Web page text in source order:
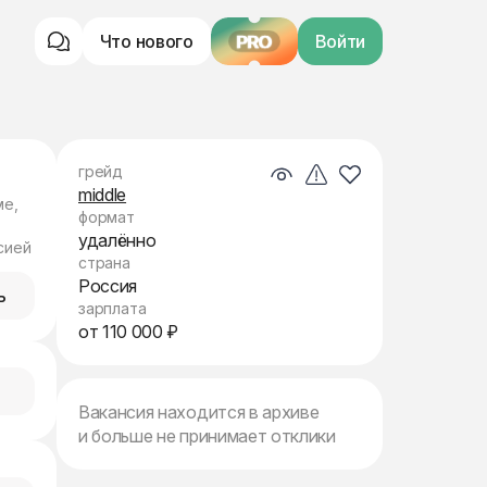
Что нового PRO Войти
грейд
middle
формат
удалённо
страна
Россия
зарплата
от 110 000 ₽
Вакансия находится в архиве
и больше не принимает отклики